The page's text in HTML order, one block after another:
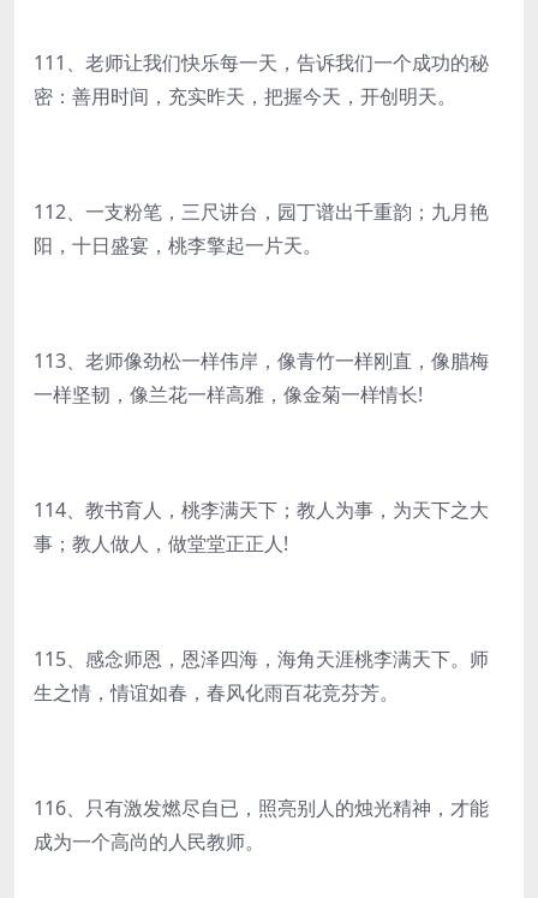
111、老师让我们快乐每一天，告诉我们一个成功的秘
密：善用时间，充实昨天，把握今天，开创明天。
112、一支粉笔，三尺讲台，园丁谱出千重韵；九月艳
阳，十日盛宴，桃李擎起一片天。
113、老师像劲松一样伟岸，像青竹一样刚直，像腊梅
一样坚韧，像兰花一样高雅，像金菊一样情长!
114、教书育人，桃李满天下；教人为事，为天下之大
事；教人做人，做堂堂正正人!
115、感念师恩，恩泽四海，海角天涯桃李满天下。师
生之情，情谊如春，春风化雨百花竞芬芳。
116、只有激发燃尽自已，照亮别人的烛光精神，才能
成为一个高尚的人民教师。